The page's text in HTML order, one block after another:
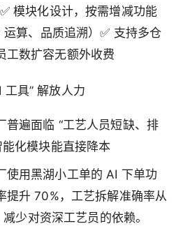
模块化设计，按需增减功能
运算、品质追溯）✅ 支持多仓
工数扩容无额外收费
工具” 解放人力
普遍面临 “工艺人员短缺、排
化模块能直接降本
使用黑湖小工单的 AI 下单功
提升 70%，工艺拆解准确率从
少对资深工艺员的依赖。